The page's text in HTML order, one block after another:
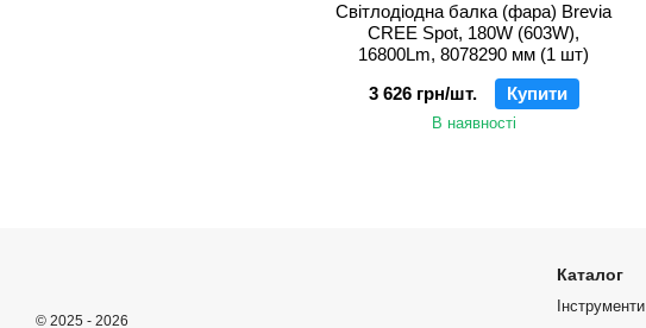
Світлодіодна балка (фара) Brevia
CREE Spot, 180W (603W),
16800Lm, 8078290 мм (1 шт)
3 626 грн/шт.
Купити
В наявності
© 2025 - 2026
Каталог
Інструменти